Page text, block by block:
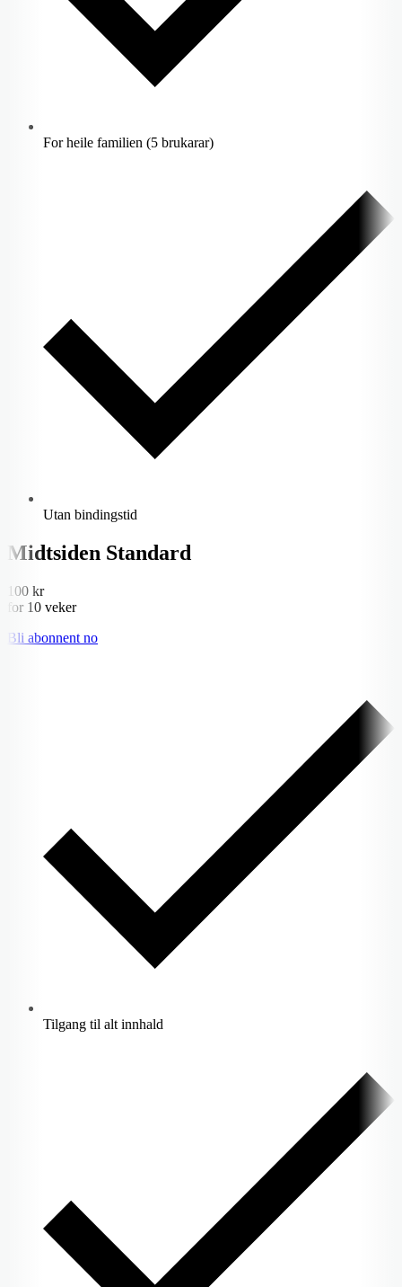
For heile familien (5 brukarar)
Utan bindingstid
Midtsiden Standard
100 kr
for 10 veker
Bli abonnent no
Tilgang til alt innhald